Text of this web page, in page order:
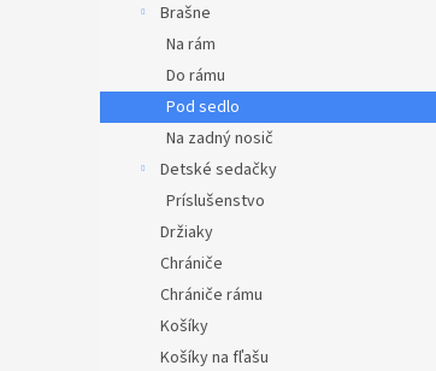
Brašne
Na rám
Do rámu
Pod sedlo
Na zadný nosič
Detské sedačky
Príslušenstvo
Držiaky
Chrániče
Chrániče rámu
Košíky
Košíky na fľašu